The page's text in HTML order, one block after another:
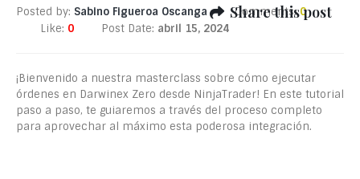
Share this post
Posted by: Sabino Figueroa Oscanga Comments:0
Like: 0 Post Date: abril 15, 2024
¡Bienvenido a nuestra masterclass sobre cómo ejecutar
órdenes en Darwinex Zero desde NinjaTrader! En este tutorial
paso a paso, te guiaremos a través del proceso completo
para aprovechar al máximo esta poderosa integración.